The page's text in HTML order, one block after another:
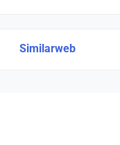
Similarweb